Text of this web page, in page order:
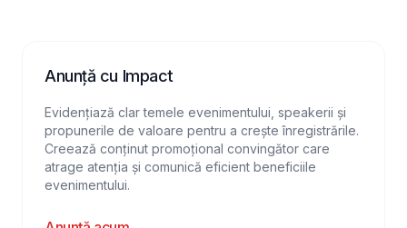
Anunță cu Impact
Evidențiază clar temele evenimentului, speakerii și
propunerile de valoare pentru a crește înregistrările.
Creează conținut promoțional convingător care
atrage atenția și comunică eficient beneficiile
evenimentului.